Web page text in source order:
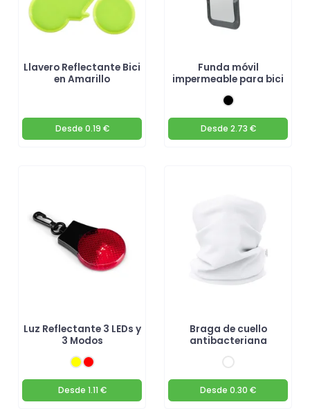
Llavero Reflectante Bici
en Amarillo
Desde 0.19 €
Funda móvil
impermeable para bici
Desde 2.73 €
Luz Reflectante 3 LEDs y
3 Modos
Desde 1.11 €
Braga de cuello
antibacteriana
Desde 0.30 €